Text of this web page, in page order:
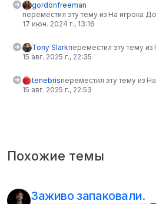
gordonfreeman
переместил эту тему из На игрока
17 июн. 2024 г., 13:16
Tony Slarkпереместил эту тему
15 авг. 2025 г., 22:35
tenebrisпереместил эту тему из
15 авг. 2025 г., 22:53
Похожие темы
Заживо запаковали.